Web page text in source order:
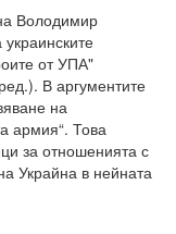
Володимир
от УПА"
В аргументите
на
армия“. Това
за отношенията с
Украйна в нейната